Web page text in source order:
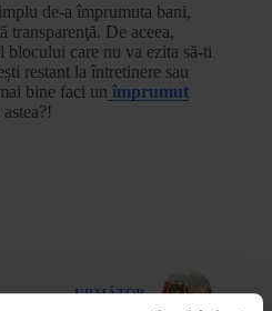
de-a împrumuta bani,
transparenţă. De aceea,
blocului care nu va ezita să-ti
restant la întretinere sau
bine faci un împrumut
URMĂTOR